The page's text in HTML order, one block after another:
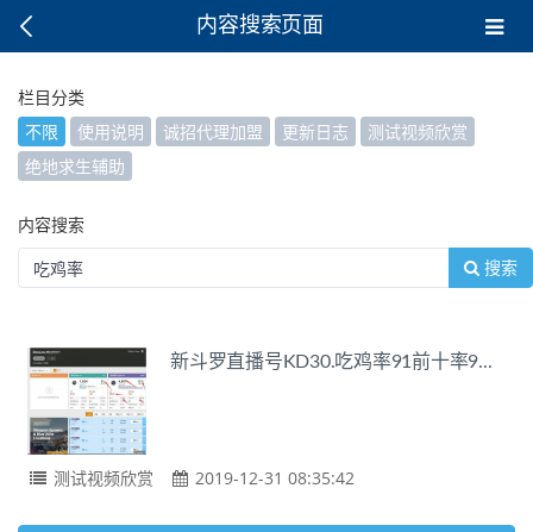
内容搜索页面
栏目分类
不限
使用说明 诚招代理加盟 更新日志
测试视频欣赏
绝地求生辅助
内容搜索
搜索
新斗罗直播号KD30.吃鸡率91前十率9...
测试视频欣赏 2019-12-31 08:35:42